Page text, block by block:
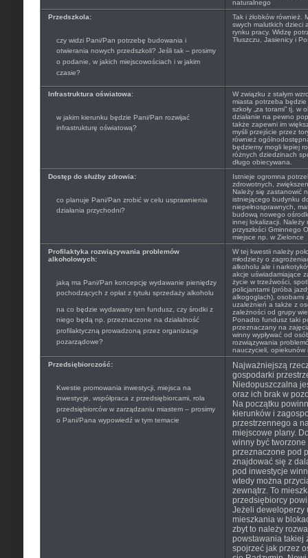
naturalnego
Przedszkola:
czy widzi Pani/Pan potrzebę budowania i
otwierania nowych przedszkoli? Jeśli tak – prosimy
o podanie, w jakich miejscowościach i w jakim
czasie?
Tak i żłobków również.
swych malutkich dzieci
rynku pracy. Widzę
Tłuszczu, Jasienicy i
Infrastruktura oświatowa:
w jakim kierunku będzie Pani/Pan rozwijać
infrastrukturę oświatową?
W związku z stałym
miasta potrzeba będzie
szkoły „za torami” tj. w
działanie na pewno
także zapewni im
myśli przejście przez
również
będziemy mogli lepiej
różnych dziedzinach
długo obiecywana.
Dostęp do służby zdrowia:
co planuje Pani/Pan zrobić w celu usprawnienia
działania przychodni?
Istnieje ogromna
zdrowotnych,
Należy się zastanowić
istniejącego budynku
niepełnosprawnych,
budową nowego
innej lokalizacji. Należy
przyszłości Gminnego
miejsce np. w Zielonce
Profilaktyka rozwiązywania problemów
alkoholowych:
jaką ma Pani/Pan koncepcję wydawanie pieniędzy
pochodzących z opłat z tytułu sprzedaży alkoholu
na co będzie wydawany ten fundusz, czy środki z
niego będą np. przeznaczone na działalność
profilaktyczną prowadzoną przez organizacje
pozarządowe?
W tej kwestii należy
młodzieży o
alkoholu ale i
akcje uświadamiające
życie w trzeźwości,
policjantami (próba
alkogoglach), osobami
uzależnień a także z
zależności od grupy
Ponadto fundusz taki
przeznaczany na
winny wypływać od
rozwiązywania
nauczycieli, opiekunów
Przedsiębiorczość:
Kwestie promowania inwestycji, miejsca na
inwestycje, współpraca z przedsiębiorcami, rola
przedsiębiorców w zarządzaniu miastem – prosimy
o Pani/Pana wypowiedź w tym temacie
Najważniejszą
gospodarki
Niedopuszczalna
oraz ich brak w
Na początku
kierunków i
przestrzennego a
miejscowe plany.
winny być
przeznaczone pod
znajdować się z
pod inwestycje
wtedy można
zewnątrz. To
przedsiębiorcy
Jeżeli deweloperzy
mieszkania w
zbyt to należy
powstawania takiej
spojrzeć jak przez